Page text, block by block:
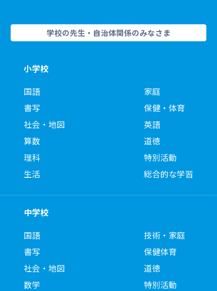
学校の先生・自治体関係のみなさま
小学校
国語
書写
社会・地図
算数
理科
生活
家庭
保健・体育
英語
道徳
特別活動
総合的な学習
中学校
国語
書写
社会・地図
数学
技術・家庭
保健体育
道徳
特別活動